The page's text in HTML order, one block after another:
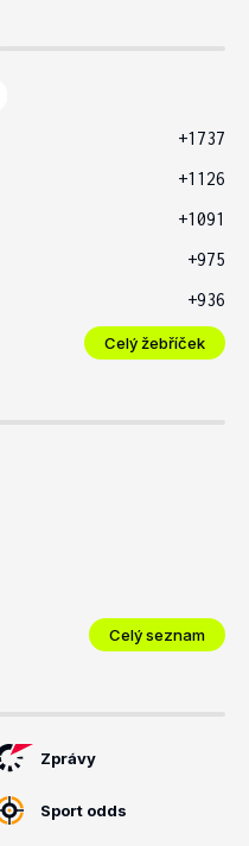
+1737
+1126
+1091
+975
+936
Celý žebříček
Celý seznam
Zprávy
Sport odds